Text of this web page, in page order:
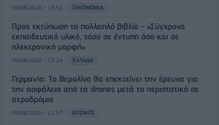
09/08/2026 - 13:51 ΟΙΚΟΝΟΜΙΑ
Προς εκτύπωση το πολλαπλό βιβλίο - «Σύγχρονο
εκπαιδευτικό υλικό, τόσο σε έντυπη όσο και σε
ηλεκτρονική μορφή»
09/08/2026 - 13:24 ΕΛΛΑΔΑ
Γερμανία: Το Βερολίνο θα επεκτείνει την έρευνα για
την ασφάλεια από τα drones μετά το περιστατικό σε
αεροδρόμιο
09/08/2026 - 12:57 ΚΟΣΜΟΣ